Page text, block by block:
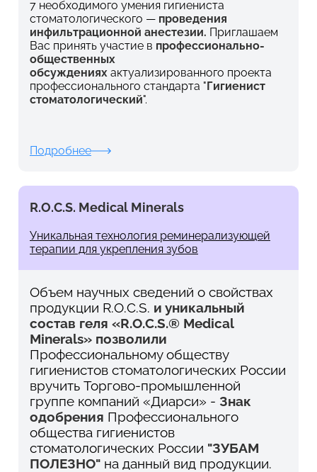
7 необходимого умения гигиениста
стоматологического — проведения
инфильтрационной анестезии. Приглашаем
Вас принять участие в профессионально-
общественных
обсуждениях актуализированного проекта
профессионального стандарта "Гигиенист
стоматологический".
Подробнее
R.O.C.S. Medical Minerals
Уникальная технология реминерализующей
терапии для укрепления зубов
Объем научных сведений о свойствах
продукции R.O.C.S. и уникальный
состав геля «R.O.C.S.® Medical
Minerals» позволили
Профессиональному обществу
гигиенистов стоматологических России
вручить Торгово-промышленной
группе компаний «Диарси» - Знак
одобрения Профессионального
общества гигиенистов
стоматологических России "ЗУБАМ
ПОЛЕЗНО" на данный вид продукции.